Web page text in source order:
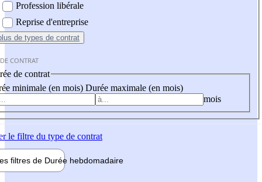
Profession libérale
Reprise d'entreprise
de types de contrat
CONTRAT
de contrat
minimale (en mois) Durée maximale (en mois)
mois
le filtre du type de contrat
filtres de Durée hebdomadaire